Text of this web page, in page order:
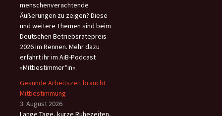
menschenverachtende
Äußerungen zu zeigen? Diese
und weitere Themen sind beim
Deutschen Betriebsrätepreis
2026 im Rennen. Mehr dazu
erfahrt ihr im AiB-Podcast
»Mitbestimmer*in«.
Gesunde Arbeitszeit braucht
Mitbestimmung
3. August 2026
Lange Tage, kurze Ruhezeiten,